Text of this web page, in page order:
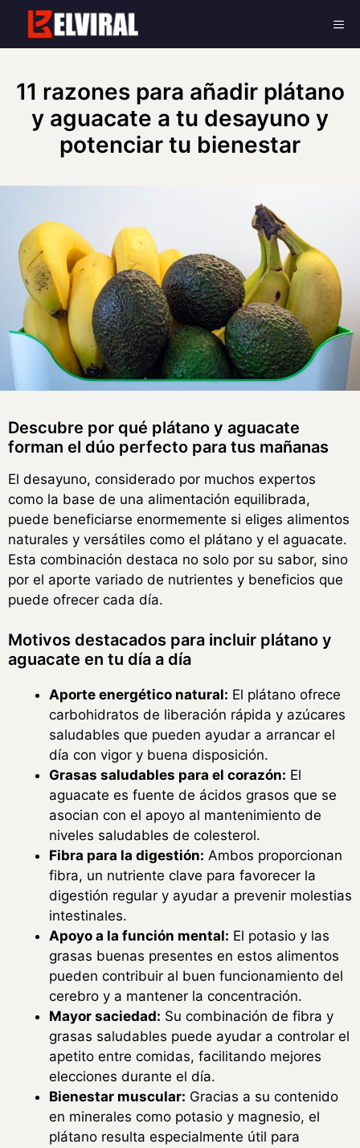
content
11 razones para añadir plátano
y aguacate a tu desayuno y
potenciar tu bienestar
Descubre por qué plátano y aguacate
forman el dúo perfecto para tus mañanas
El desayuno, considerado por muchos expertos
como la base de una alimentación equilibrada,
puede beneficiarse enormemente si eliges alimentos
naturales y versátiles como el plátano y el aguacate.
Esta combinación destaca no solo por su sabor, sino
por el aporte variado de nutrientes y beneficios que
puede ofrecer cada día.
Motivos destacados para incluir plátano y
aguacate en tu día a día
Aporte energético natural: El plátano ofrece
carbohidratos de liberación rápida y azúcares
saludables que pueden ayudar a arrancar el
día con vigor y buena disposición.
Grasas saludables para el corazón: El
aguacate es fuente de ácidos grasos que se
asocian con el apoyo al mantenimiento de
niveles saludables de colesterol.
Fibra para la digestión: Ambos proporcionan
fibra, un nutriente clave para favorecer la
digestión regular y ayudar a prevenir molestias
intestinales.
Apoyo a la función mental: El potasio y las
grasas buenas presentes en estos alimentos
pueden contribuir al buen funcionamiento del
cerebro y a mantener la concentración.
Mayor saciedad: Su combinación de fibra y
grasas saludables puede ayudar a controlar el
apetito entre comidas, facilitando mejores
elecciones durante el día.
Bienestar muscular: Gracias a su contenido
en minerales como potasio y magnesio, el
plátano resulta especialmente útil para